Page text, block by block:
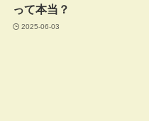
って本当？
2025-06-03